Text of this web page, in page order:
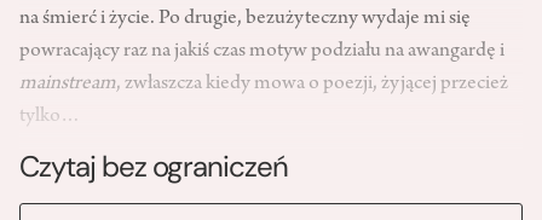
na śmierć i życie. Po drugie, bezużyteczny wydaje mi się
powracający raz na jakiś czas motyw podziału na awangardę i
mainstream, zwłaszcza kiedy mowa o poezji, żyjącej przecież
tylko…
Czytaj bez ograniczeń